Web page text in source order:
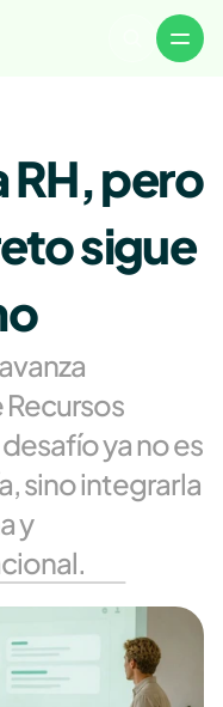
RH, pero
sigue
ya no es
sino integrarla
y